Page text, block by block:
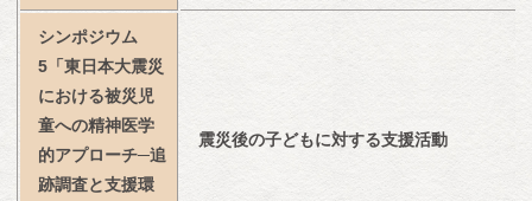
シンポジウム
5「東日本大震災
における被災児
童への精神医学
的アプローチ─追
跡調査と支援環
震災後の子どもに対する支援活動